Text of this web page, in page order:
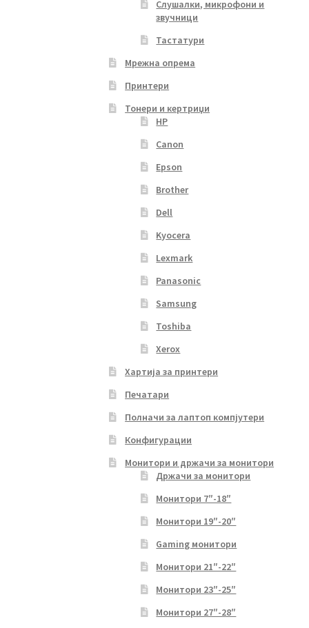
Слушалки, микрофони и
звучници
Тастатури
Мрежна опрема
Принтери
Тонери и кертриџи
HP
Canon
Epson
Brother
Dell
Kyocera
Lexmark
Panasonic
Samsung
Toshiba
Xerox
Хартија за принтери
Печатари
Полначи за лаптоп компјутери
Конфигурации
Монитори и држачи за монитори
Држачи за монитори
Монитори 7″-18″
Монитори 19″-20″
Gaming монитори
Монитори 21″-22″
Монитори 23″-25″
Монитори 27″-28″